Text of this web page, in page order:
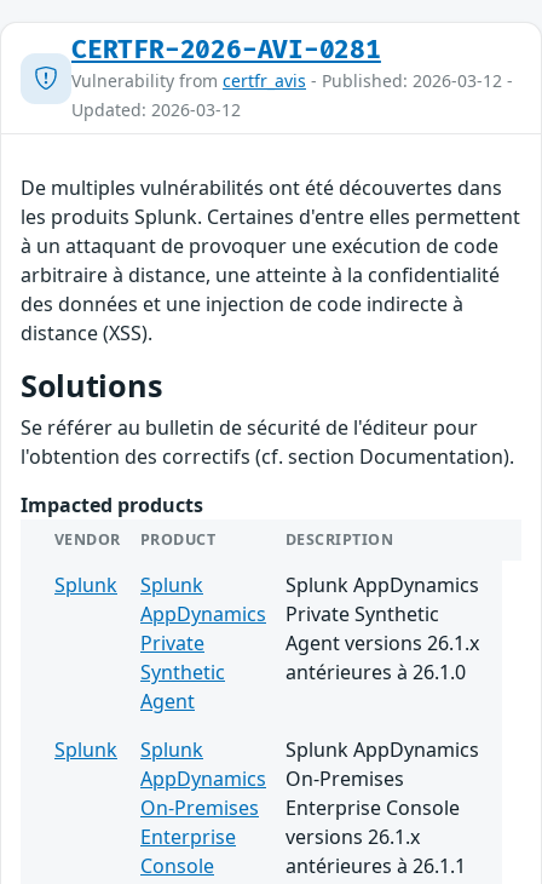
CERTFR-2026-AVI-0281
Vulnerability from certfr_avis - Published: 2026-03-12 -
Updated: 2026-03-12
De multiples vulnérabilités ont été découvertes dans
les produits Splunk. Certaines d'entre elles permettent
à un attaquant de provoquer une exécution de code
arbitraire à distance, une atteinte à la confidentialité
des données et une injection de code indirecte à
distance (XSS).
Solutions
Se référer au bulletin de sécurité de l'éditeur pour
l'obtention des correctifs (cf. section Documentation).
Impacted products
VENDOR PRODUCT DESCRIPTION
Splunk
Splunk
AppDynamics
Private
Synthetic
Agent
Splunk AppDynamics
Private Synthetic
Agent versions 26.1.x
antérieures à 26.1.0
Splunk
Splunk
AppDynamics
On-Premises
Enterprise
Console
Splunk AppDynamics
On-Premises
Enterprise Console
versions 26.1.x
antérieures à 26.1.1